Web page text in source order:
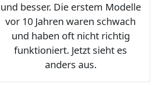
und besser. Die erstem Modelle
vor 10 Jahren waren schwach
und haben oft nicht richtig
funktioniert. Jetzt sieht es
anders aus.